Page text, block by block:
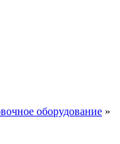
оборудование »